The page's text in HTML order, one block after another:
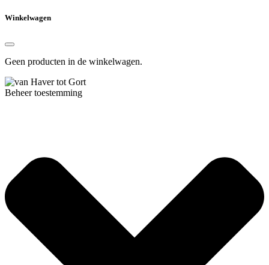
Winkelwagen
Geen producten in de winkelwagen.
Beheer toestemming